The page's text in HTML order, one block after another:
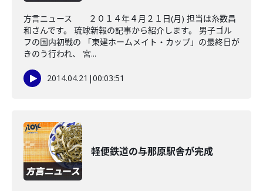
方言ニュース ２０１４年４月２１日(月) 担当は糸数昌
和さんです。 琉球新報の記事から紹介します。 男子ゴル
フの国内初戦の 「東建ホームメイト・カップ」の最終日が
きのう行われ、 宮...
2014.04.21 |00:03:51
軽便鉄道の与那原駅舎が完成